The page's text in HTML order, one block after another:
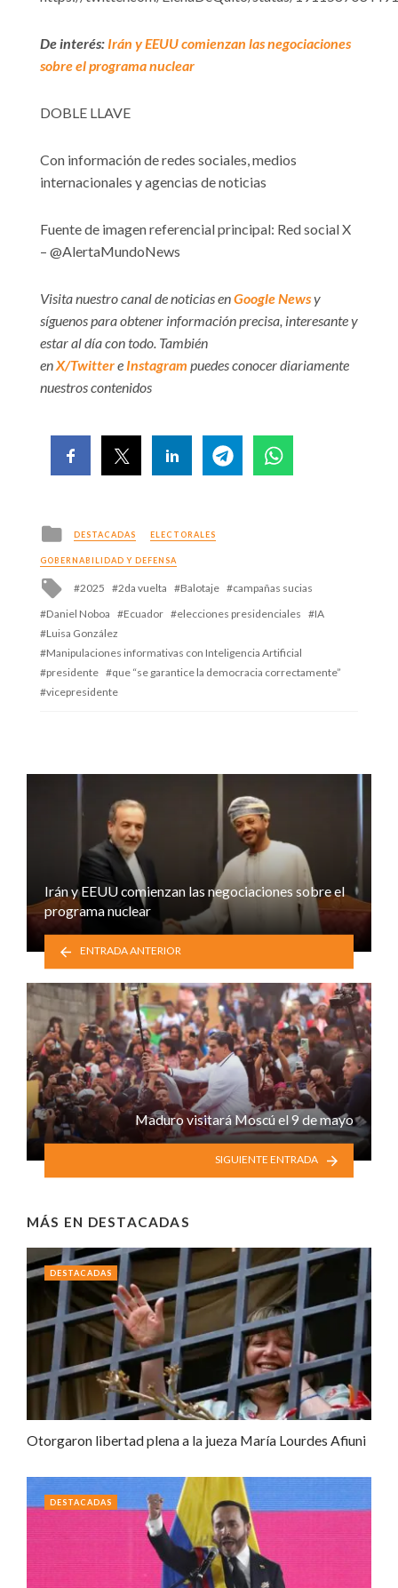
De interés: Irán y EEUU comienzan las negociaciones
sobre el programa nuclear
DOBLE LLAVE
Con información de redes sociales, medios
internacionales y agencias de noticias
Fuente de imagen referencial principal: Red social X
– @AlertaMundoNews
Visita nuestro canal de noticias enGoogle Newsy
síguenos para obtener información precisa, interesante y
estar al día con todo. También
enX/Twittere Instagram puedes conocer diariamente
nuestros contenidos
Posted
in
DESTACADAS ELECTORALES
GOBERNABILIDAD Y DEFENSA
Tagged
2025 2da vuelta Balotaje
campañas sucias
Daniel Noboa
Ecuador elecciones presidenciales
IA
Luisa González
Manipulaciones informativas con Inteligencia Artificial
presidente
que “se garantice la democracia correctamente”
vicepresidente
Irán y EEUU comienzan las negociaciones sobre el
programa nuclear
ENTRADA ANTERIOR
Maduro visitará Moscú el 9 de mayo
SIGUIENTE ENTRADA
MÁS EN DESTACADAS
Otorgaron libertad plena a la jueza María Lourdes Afiuni
DESTACADAS
DESTACADAS